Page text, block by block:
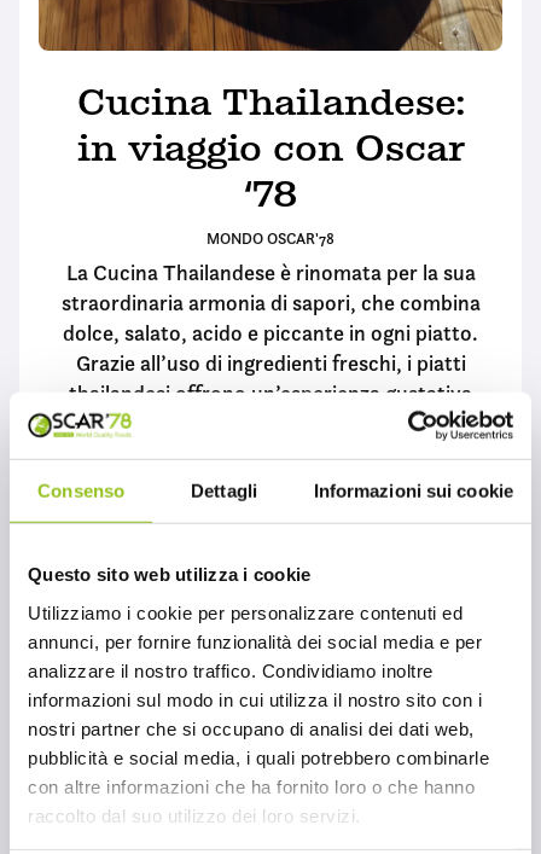
Consenso Dettagli Informazioni sui cookie
Questo sito web utilizza i cookie
Utilizziamo i cookie per personalizzare contenuti ed
annunci, per fornire funzionalità dei social media e per
analizzare il nostro traffico. Condividiamo inoltre
informazioni sul modo in cui utilizza il nostro sito con i
nostri partner che si occupano di analisi dei dati web,
pubblicità e social media, i quali potrebbero combinarle
con altre informazioni che ha fornito loro o che hanno
raccolto dal suo utilizzo dei loro servizi.
Cucina Thailandese:
in viaggio con Oscar
‘78
MONDO OSCAR'78
La Cucina Thailandese è rinomata per la sua
straordinaria armonia di sapori, che combina
dolce, salato, acido e piccante in ogni piatto.
Grazie all’uso di ingredienti freschi, i piatti
thailandesi offrono un’esperienza gustativa
unica e appagante. Oscar ‘78 ti porta in
viaggio tra le specialità della cucina Thai
grazie ai prodotti SIAM.
CONTINUA A LEGGERE